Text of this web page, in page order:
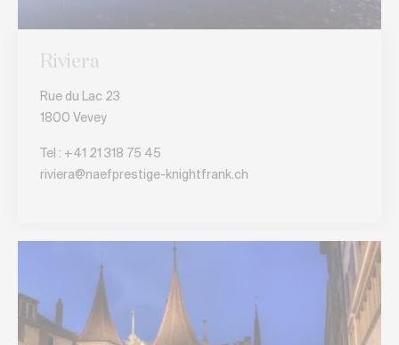
Riviera
Rue du Lac 23
1800 Vevey
Tel : +41 21 318 75 45
riviera@naefprestige-knightfrank.ch